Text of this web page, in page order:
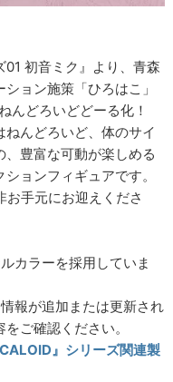
01 初音ミク』より、青森
ョン施策「ひろはこ」
んどろいどどーる化！
んどろいど、体のサイ
豊富な可動が楽しめる
ョンフィギュアです。
お手元にお迎えくださ
カラーを採用していま
報が追加または更新され
ご確認ください。
』シリーズ関連製